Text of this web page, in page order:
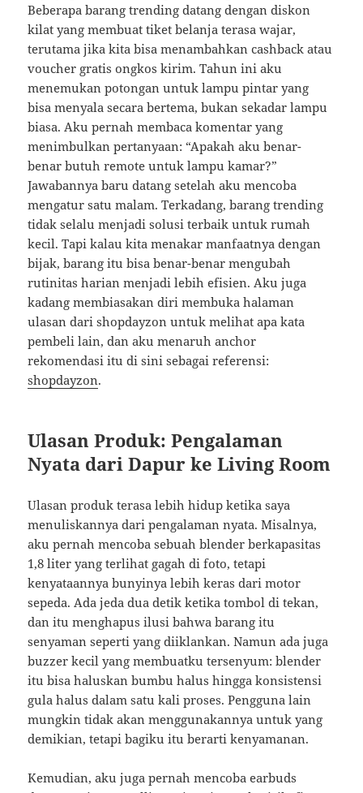
Beberapa barang trending datang dengan diskon
kilat yang membuat tiket belanja terasa wajar,
terutama jika kita bisa menambahkan cashback atau
voucher gratis ongkos kirim. Tahun ini aku
menemukan potongan untuk lampu pintar yang
bisa menyala secara bertema, bukan sekadar lampu
biasa. Aku pernah membaca komentar yang
menimbulkan pertanyaan: “Apakah aku benar-
benar butuh remote untuk lampu kamar?”
Jawabannya baru datang setelah aku mencoba
mengatur satu malam. Terkadang, barang trending
tidak selalu menjadi solusi terbaik untuk rumah
kecil. Tapi kalau kita menakar manfaatnya dengan
bijak, barang itu bisa benar-benar mengubah
rutinitas harian menjadi lebih efisien. Aku juga
kadang membiasakan diri membuka halaman
ulasan dari shopdayzon untuk melihat apa kata
pembeli lain, dan aku menaruh anchor
rekomendasi itu di sini sebagai referensi:
shopdayzon.
Ulasan Produk: Pengalaman
Nyata dari Dapur ke Living Room
Ulasan produk terasa lebih hidup ketika saya
menuliskannya dari pengalaman nyata. Misalnya,
aku pernah mencoba sebuah blender berkapasitas
1,8 liter yang terlihat gagah di foto, tetapi
kenyataannya bunyinya lebih keras dari motor
sepeda. Ada jeda dua detik ketika tombol di tekan,
dan itu menghapus ilusi bahwa barang itu
senyaman seperti yang diiklankan. Namun ada juga
buzzer kecil yang membuatku tersenyum: blender
itu bisa haluskan bumbu halus hingga konsistensi
gula halus dalam satu kali proses. Pengguna lain
mungkin tidak akan menggunakannya untuk yang
demikian, tetapi bagiku itu berarti kenyamanan.
Kemudian, aku juga pernah mencoba earbuds